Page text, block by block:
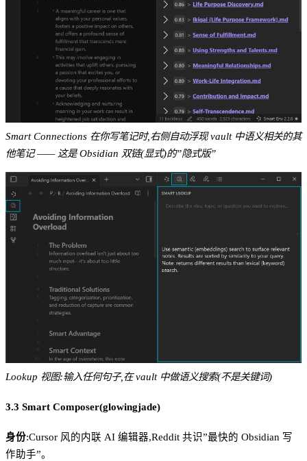
Smart Connections 在你写笔记时,右侧自动浮现 vault 中语义相关的其
他笔记 —— 这是 Obsidian 双链(显式)的”隐式版”
Lookup 视图:输入任何句子,在 vault 中做语义搜索(不是关键词)
3.3 Smart Composer(glowingjade)
身份:Cursor 风的内联 AI 编辑器,Reddit 共识”最快的 Obsidian 写
作助手”。